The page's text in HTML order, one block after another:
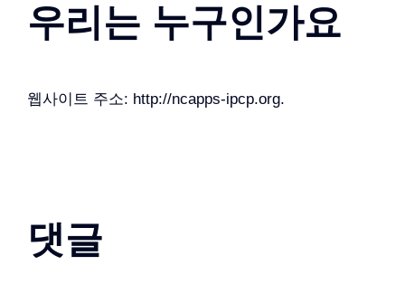
우리는 누구인가요
웹사이트 주소: http://ncapps-ipcp.org.
댓글